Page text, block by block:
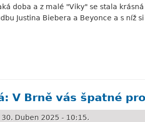
doba a z malé "Viky" se stala
Justina Biebera a Beyonce a s níž
V Brně vás špatné
Duben 2025 - 10:15.